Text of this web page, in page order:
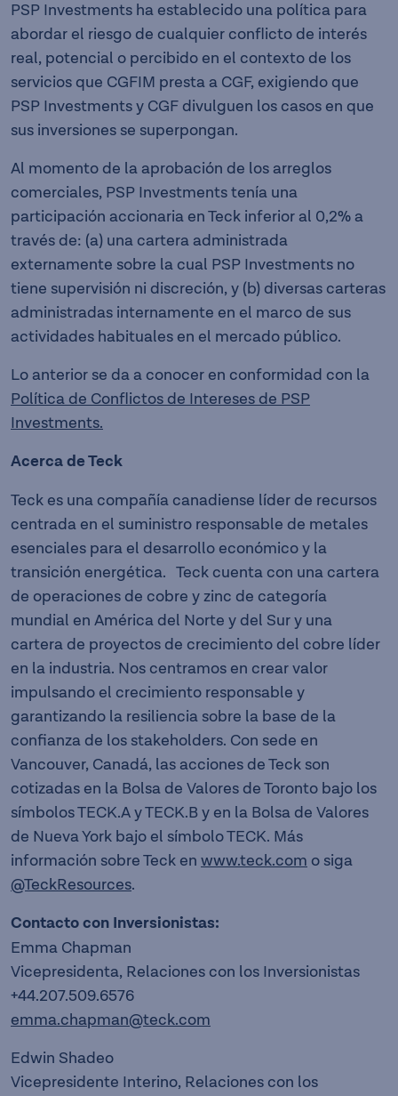
PSP Investments ha establecido una política para
abordar el riesgo de cualquier conflicto de interés
real, potencial o percibido en el contexto de los
servicios que CGFIM presta a CGF, exigiendo que
PSP Investments y CGF divulguen los casos en que
sus inversiones se superpongan.
Al momento de la aprobación de los arreglos
comerciales, PSP Investments tenía una
participación accionaria en Teck inferior al 0,2% a
través de: (a) una cartera administrada
externamente sobre la cual PSP Investments no
tiene supervisión ni discreción, y (b) diversas carteras
administradas internamente en el marco de sus
actividades habituales en el mercado público.
Lo anterior se da a conocer en conformidad con la
Política de Conflictos de Intereses de PSP
Investments.
Acerca de Teck
Teck es una compañía canadiense líder de recursos
centrada en el suministro responsable de metales
esenciales para el desarrollo económico y la
transición energética. Teck cuenta con una cartera
de operaciones de cobre y zinc de categoría
mundial en América del Norte y del Sur y una
cartera de proyectos de crecimiento del cobre líder
en la industria. Nos centramos en crear valor
impulsando el crecimiento responsable y
garantizando la resiliencia sobre la base de la
confianza de los stakeholders. Con sede en
Vancouver, Canadá, las acciones de Teck son
cotizadas en la Bolsa de Valores de Toronto bajo los
símbolos TECK.A y TECK.B y en la Bolsa de Valores
de Nueva York bajo el símbolo TECK. Más
información sobre Teck en www.teck.com o siga
@TeckResources.
Contacto con Inversionistas:
Emma Chapman
Vicepresidenta, Relaciones con los Inversionistas
+44.207.509.6576
emma.chapman@teck.com
Edwin Shadeo
Vicepresidente Interino, Relaciones con los